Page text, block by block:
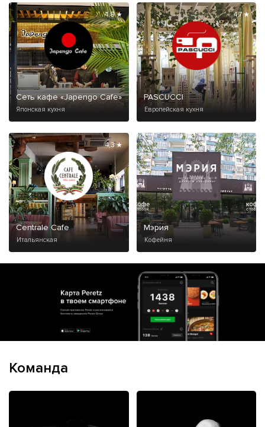
Сеть кафе «Japengo Cafe»
Японская кухня
4,8 ★
PASCUCCI
Европейская кухня
4,7 ★
Centrale Cafe
Итальянская
4,3 ★
Мэрия
Кофейня
4,9 ★
Команда